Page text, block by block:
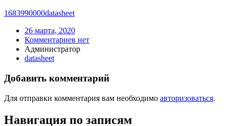
1683990000datasheet
26 марта, 2020
Комментариев нет
Администратор
datasheet
Добавить комментарий
Для отправки комментария вам необходимо авторизоваться.
Навигация по записям